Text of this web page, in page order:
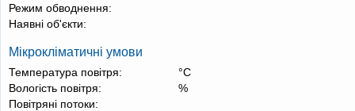
Режим обводнення:
Наявні об'єкти:
Мікрокліматичні умови
Температура повітря:
°С
Вологість повітря:
%
Повітряні потоки: